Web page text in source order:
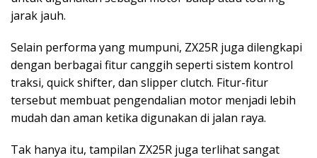
jarak jauh.
Selain performa yang mumpuni, ZX25R juga dilengkapi
dengan berbagai fitur canggih seperti sistem kontrol
traksi, quick shifter, dan slipper clutch. Fitur-fitur
tersebut membuat pengendalian motor menjadi lebih
mudah dan aman ketika digunakan di jalan raya.
Tak hanya itu, tampilan ZX25R juga terlihat sangat